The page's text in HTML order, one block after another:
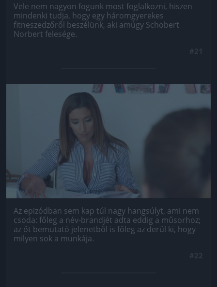
Vele nem nagyon fogunk most foglalkozni, hiszen
mindenki tudja, hogy egy háromgyerekes
fitneszedzőről beszélünk, aki amúgy Schobert
Norbert felesége.
Jön még kép!
Az epizódban sem kap túl nagy hangsúlyt, ami nem
csoda: főleg a név-brandjét adta eddig a műsorhoz;
az őt bemutató jelenetből is főleg az derül ki, hogy
milyen sok a munkája.